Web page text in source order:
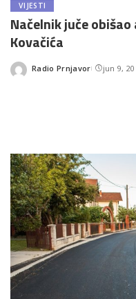
VIJESTI
Načelnik juče
Kovačića
Posted
Radio Prnjavor jun 9,